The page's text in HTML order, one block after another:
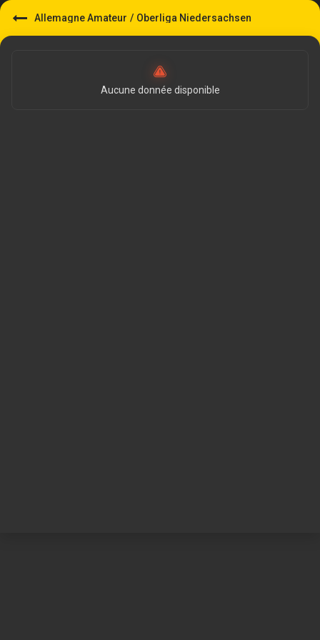
Allemagne Amateur / Oberliga Niedersachsen
Aucune donnée disponible